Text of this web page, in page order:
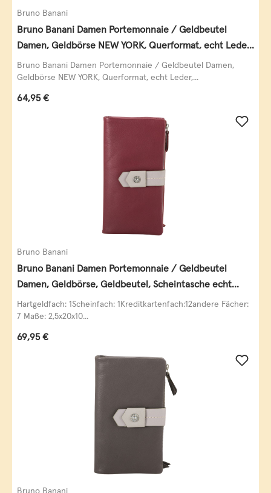
Bruno Banani
Bruno Banani Damen Portemonnaie / Geldbeutel
Damen, Geldbörse NEW YORK, Querformat, echt Leder,
schwarz
Bruno Banani Damen Portemonnaie / Geldbeutel Damen,
Geldbörse NEW YORK, Querformat, echt Leder,...
Regulärer Preis:
64,95 €
Bruno Banani
Bruno Banani Damen Portemonnaie / Geldbeutel
Damen, Geldbörse, Geldbeutel, Scheintasche echt
Leder
Hartgeldfach: 1Scheinfach: 1Kreditkartenfach:12andere Fächer:
7 Maße: 2,5x20x10...
Regulärer Preis:
69,95 €
Bruno Banani